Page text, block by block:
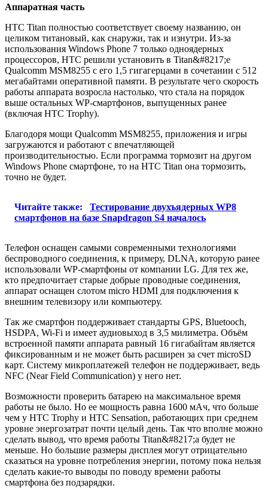
Аппаратная часть
HTC Titan полностью соответствует своему названию, он
целиком титановый, как снаружи, так и изнутри. Из-за
использования Windows Phone 7 только одноядерных
процессоров, HTC решили установить в Titan&#8217;е
Qualcomm MSM8255 с его 1,5 гигагерцами в сочетании с 512
мегабайтами оперативной памяти. В результате чего скорость
работы аппарата возросла настолько, что стала на порядок
выше остальных WP-смартфонов, выпущенных ранее
(включая HTC Trophy).
Благодоря мощи Qualcomm MSM8255, приложения и игры
загружаются и работают с впечатляющей
производительностью. Если программа тормозит на другом
Windows Phone смартфоне, то на HTC Titan она тормозить,
точно не будет.
Читайте также:
Тестирование двухъядерных WP8
смартфонов на базе Snapdragon S4 началось
Телефон оснащен самыми современными технологиями
беспроводного соединения, к примеру, DLNA, которую ранее
использовали WP-смартфоны от компании LG. Для тех же,
кто предпочитает старые добрые проводные соединения,
аппарат оснащен слотом micro HDMI для подключения к
внешним телевизору или компьютеру.
Так же смартфон поддерживает стандарты GPS, Bluetooch,
HSDPA, Wi-Fi и имеет аудиовыход в 3,5 милиметра. Объём
встроенной памяти аппарата равный 16 гигабайтам является
фиксированным и не может быть расширен за счет microSD
карт. Систему микроплатежей телефон не поддерживает, ведь
NFC (Near Field Communication) у него нет.
Возможности проверить батарею на максимальное время
работы не было. Но ее мощность равна 1600 мАч, что больше
чем у HTC Trophy и HTC Sensation, работающих при среднем
уровне энергозатрат почти целый день. Так что вполне можно
сделать вывод, что время работы Titan&#8217;а будет не
меньше. Но большие размеры дисплея могут отрицательно
сказаться на уровне потребления энергии, потому пока нельзя
сделать какие-то выводы по поводу времени работы
смартфона без подзарядки.